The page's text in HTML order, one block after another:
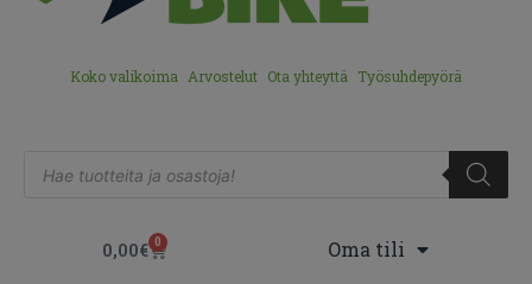
Koko valikoima Arvostelut Ota yhteyttä Työsuhdepyörä
0,00€ 0 Oma tili